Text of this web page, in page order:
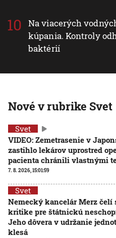
Na viacerých
kúpania. Kontroly
baktérií
Nové v rubrike Svet
Svet
VIDEO: Zemetrasenie v
zastihlo lekárov uprostred
pacienta chránili vlastnými
7. 8. 2026, 15:01:59
Svet
Nemecký kancelár Merz čelí
kritike pre štátnickú
Jeho dôvera v udržanie
klesá